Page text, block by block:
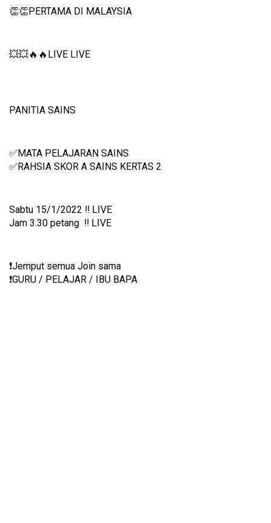
👏👏PERTAMA DI MALAYSIA
💥💥🔥🔥LIVE LIVE
PANITIA SAINS
✅MATA PELAJARAN SAINS
✅RAHSIA SKOR A SAINS KERTAS 2
Sabtu 15/1/2022 ‼️ LIVE
Jam 3.30 petang  ‼️ LIVE
❗️Jemput semua Join sama
❗️GURU / PELAJAR / IBU BAPA